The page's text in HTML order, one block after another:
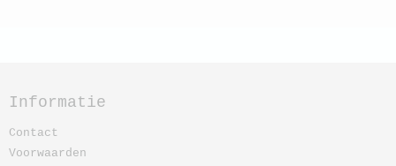
Informatie
Contact
Voorwaarden